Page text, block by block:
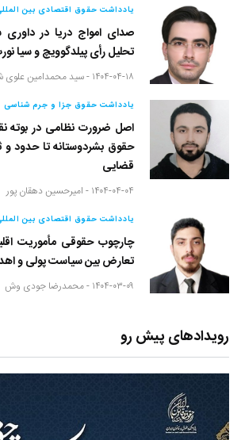
یادداشت حقوق اقتصادی بین
صدای امواج دریا در
تحلیل رأی پیلدگوویچ و سیا
۱۴۰۴-۰۴-۱۸ - سید محمدامین علوی
یادداشت حقوق جزا و جرم شناسی
اصل ضرورت نظامی در بوته
حقوق بشردوستانه تا حدود و
قضایی
۱۴۰۴-۰۴-۰۴ - امیرحسین دهقان پور
یادداشت حقوق اقتصادی بین
چارچوب حقوقی مأموریت
تعارض بین سیاست پولی و
۱۴۰۴-۰۳-۰۹ - محمدرضا جودی وش
رویدادهای پیش رو